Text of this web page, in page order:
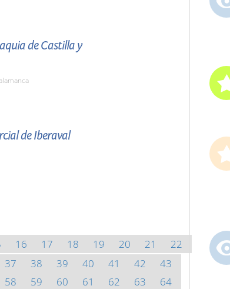
de Castilla y
de Iberaval
16 17 18 19 20 21
22
37 38 39 40 41 42
43
58 59 60 61 62 63
64